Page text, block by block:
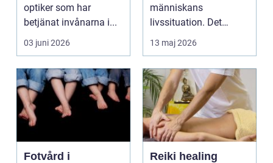
optiker som har
betjänat invånarna i...
03 juni 2026
människans
livssituation. Det
handlar sällan bara
om alkohol, narkoti...
13 maj 2026
Fotvård i
Reiki healing